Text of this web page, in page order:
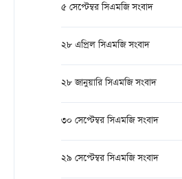
৫ সেপ্টেম্বর সিএমজি সংবাদ
২৮ এপ্রিল সিএমজি সংবাদ
২৮ জানুয়ারি সিএমজি সংবাদ
৩০ সেপ্টেম্বর সিএমজি সংবাদ
২৯ সেপ্টেম্বর সিএমজি সংবাদ